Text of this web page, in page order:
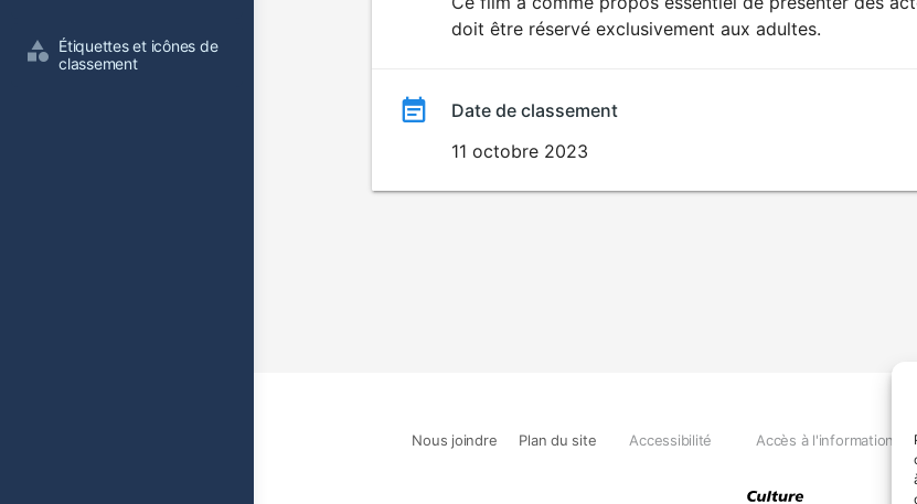
Étiquettes et icônes de
classement
SEXUALITÉ
EXPLICITE
doit être réservé exclusivement aux adultes.
Date de classement
11 octobre 2023
Nous joindre Plan du site Accessibilité Accès à l'information